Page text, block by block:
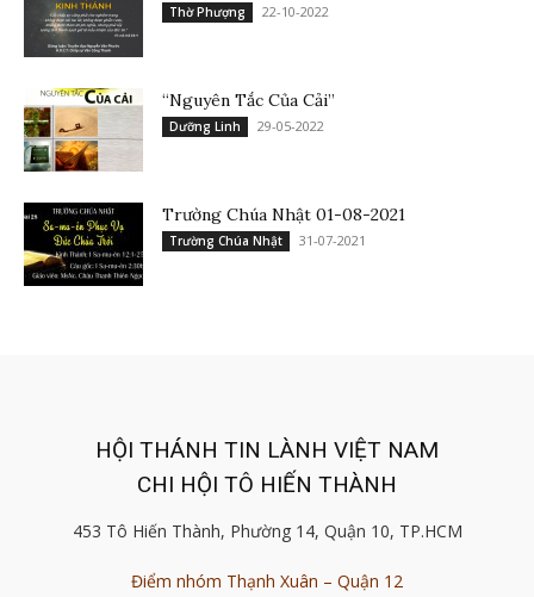
Thờ Phượng 22-10-2022
“Nguyên Tắc Của Cải”
Dưỡng Linh 29-05-2022
Trường Chúa Nhật 01-08-2021
Trường Chúa Nhật 31-07-2021
HỘI THÁNH TIN LÀNH VIỆT NAM
CHI HỘI TÔ HIẾN THÀNH
453 Tô Hiến Thành, Phường 14, Quận 10, TP.HCM
Điểm nhóm Thạnh Xuân – Quận 12